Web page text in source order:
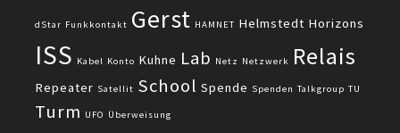
dStar Funkkontakt Gerst HAMNET Helmstedt Horizons
ISS Kabel Konto Kuhne Lab Netz Netzwerk Relais
Repeater Satellit School Spende Spenden Talkgroup TU
Turm UFO Überweisung